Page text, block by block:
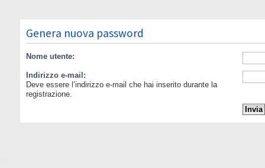
Genera nuova password
Nome utente:
Indirizzo e-mail:
Deve essere l’indirizzo e-mail che hai inserito durante la
registrazione.